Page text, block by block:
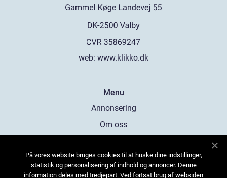
web: www.klikko.dk
Menu
Annonsering
Om oss
Kontakta oss
Sitemap
På vores website bruges cookies til at huske dine indstillinger,
statistik og personalisering af indhold og annoncer. Denne
information deles med tredjepart. Ved fortsat brug af websiden